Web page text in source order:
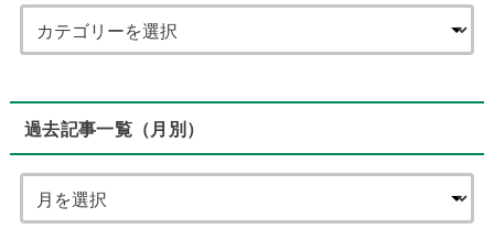
過去記事一覧（月別）